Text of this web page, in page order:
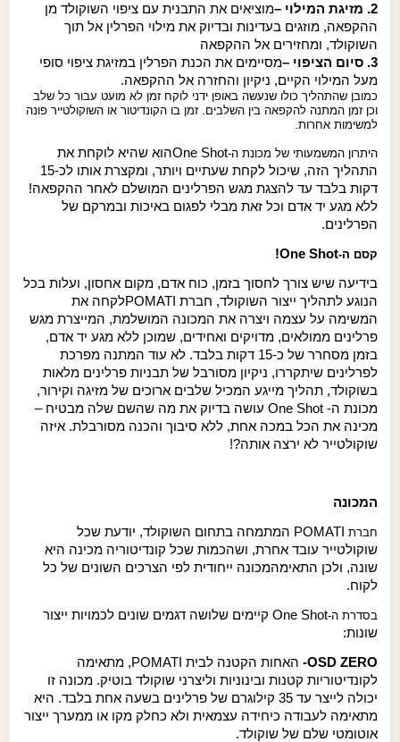
2. מזיגת המילוי
–מוציאים את התבנית עם ציפוי השוקולד מן
ההקפאה, מוזגים בעדינות ובדיוק את מילוי הפרלין אל תוך
השוקולד, ומחזירים אל ההקפאה
3. סיום הציפוי
–מסיימים את הכנת הפרלין במזיגת ציפוי סופי
מעל המילוי הקיים, ניקיון והחזרה אל ההקפאה.
כמובן שהתהליך כולו שנעשה באופן ידני לוקח זמן לא מועט עבור כל שלב
וכן זמן המתנה להקפאה בין השלבים. זמן בו הקונדיטור או השוקולטייר פונה
למשימות אחרות.
היתרון המשמעותי של מכונת ה-One Shotהוא שהיא לוקחת את
התהליך הזה, שיכול לקחת שעתיים ויותר, ומקצרת אותו לכ-15
דקות בלבד עד להצגת מגש הפרלינים המושלם לאחר ההקפאה!
ללא מגע יד אדם וכל זאת מבלי לפגום באיכות ובמרקם של
הפרלינים.
קסם ה-One Shot
!
בידיעה שיש צורך לחסוך בזמן, כוח אדם, מקום אחסון, ועלות בכל
הנוגע לתהליך ייצור השוקולד, חברת POMATIלקחה את
המשימה על עצמה ויצרה את המכונה המושלמת, המייצרת מגש
פרלינים ממולאים, מדויקים ואחידים, שמוכן ללא מגע יד אדם,
בזמן מסחרר של כ-15 דקות בלבד. לא עוד המתנה מפרכת
לפרלינים שיתקררו, ניקיון מסורבל של תבניות פרלינים מלאות
בשוקולד, תהליך מייגע המכיל שלבים ארוכים של מזיגה וקירור,
מכונת ה- One Shot עושה בדיוק את מה שהשם שלה מבטיח –
מכינה את הכל במכה אחת, ללא סיבוך והכנה מסורבלת. איזה
שוקולטייר לא ירצה אותה?!
המכונה
חברת POMATI המתמחה בתחום השוקולד, יודעת שכל
שוקולטייר עובד אחרת, ושהכמות שכל קונדיטוריה מכינה היא
שונה, ולכן התאימהמכונה ייחודית לפי הצרכים השונים של כל
לקוח.
בסדרת ה-One Shot קיימים שלושה דגמים שונים לכמויות ייצור
שונות:
OSD ZERO
- האחות הקטנה לבית POMATI, מתאימה
לקונדיטוריות קטנות ובינוניות וליצרני שוקולד בוטיק. מכונה זו
יכולה לייצר עד 35 קילוגרם של פרלינים בשעה אחת בלבד. היא
מתאימה לעבודה כיחידה עצמאית ולא כחלק מקו או ממערך ייצור
אוטומטי שלם של שוקולד.